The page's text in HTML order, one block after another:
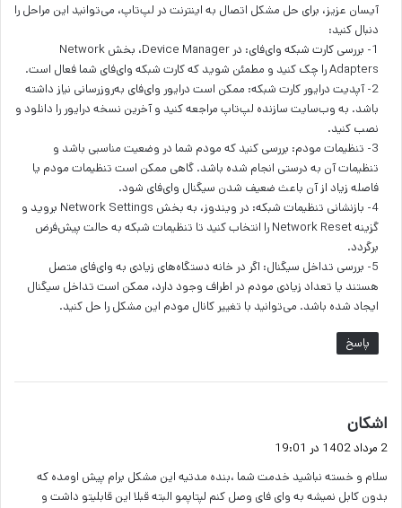
آیسان عزیز، برای حل مشکل اتصال به اینترنت در لپ‌تاپ، می‌توانید این مراحل را
دنبال کنید:
1- بررسی کارت شبکه وای‌فای: در Device Manager، بخش Network
Adapters را چک کنید و مطمئن شوید که کارت شبکه وای‌فای شما فعال است.
2- آپدیت درایور کارت شبکه: ممکن است درایور وای‌فای به‌روزرسانی نیاز داشته
باشد. به وب‌سایت سازنده لپ‌تاپ مراجعه کنید و آخرین نسخه درایور را دانلود و
نصب کنید.
3- تنظیمات مودم: بررسی کنید که مودم شما در وضعیت مناسبی باشد و
تنظیمات آن به درستی انجام شده باشد. گاهی ممکن است تنظیمات مودم یا
فاصله زیاد از آن باعث ضعیف شدن سیگنال وای‌فای شود.
4- بازنشانی تنظیمات شبکه: در ویندوز، به بخش Network Settings بروید و
گزینه Network Reset را انتخاب کنید تا تنظیمات شبکه به حالت پیش‌فرض
برگردد.
5- بررسی تداخل سیگنال: اگر در خانه دستگاه‌های زیادی به وای‌فای متصل
هستند یا تعداد زیادی مودم در اطراف وجود دارد، ممکن است تداخل سیگنال
ایجاد شده باشد. می‌توانید با تغییر کانال مودم این مشکل را حل کنید.
پاسخ
اشکان
ف
:
2 مرداد 1402 در 19:01
سلام و خسته نباشید خدمت شما ،بنده مدتیه این مشکل برام پیش اومده که
بدون کابل نمیشه به وای فای وصل کنم لپتاپمو البته قبلا این قابلیتو داشت و